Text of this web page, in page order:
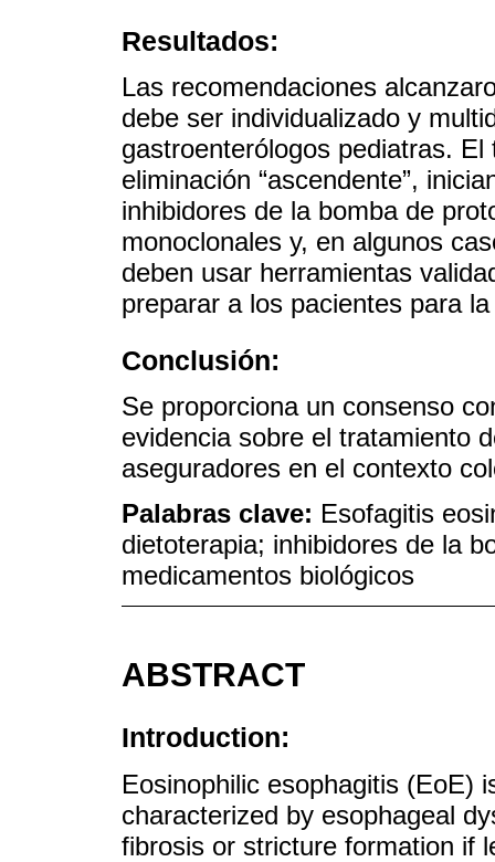
Resultados:
Las recomendaciones
debe ser individualizado y
gastroenterólogos pediatras.
eliminación “ascendente”,
inhibidores de la bomba de
monoclonales y, en algunos
deben usar herramientas
preparar a los pacientes para
Conclusión:
Se proporciona un consenso
evidencia sobre el tratamiento
aseguradores en el contexto
Palabras clave: Esofagitis
dietoterapia; inhibidores de la
medicamentos biológicos
ABSTRACT
Introduction:
Eosinophilic esophagitis (EoE)
characterized by esophageal
fibrosis or stricture formation if